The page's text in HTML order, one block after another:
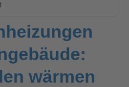
wärmen